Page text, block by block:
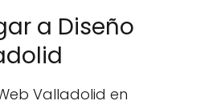
a Diseño
Valladolid en